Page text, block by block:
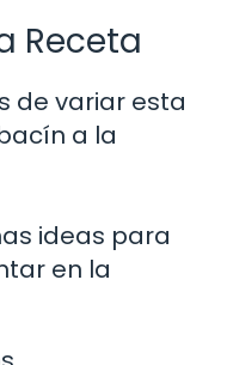
Receta
de variar esta
a la
ideas para
en la